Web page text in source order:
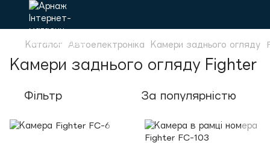
Каталог Автоелектроніка Камери заднього огляду
Камери заднього огляду Fighter
Фільтр За популярністю